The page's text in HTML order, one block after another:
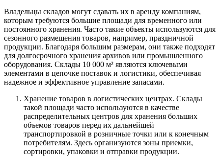
Владельцы складов могут сдавать их в аренду компаниям,
которым требуются большие площади для временного или
постоянного хранения. Часто такие объекты используются для
сезонного размещения товаров, например, праздничной
продукции. Благодаря большим размерам, они также подходят
для долгосрочного хранения архивов или промышленного
оборудования. Склады 10 000 м² являются ключевыми
элементами в цепочке поставок и логистики, обеспечивая
надежное и эффективное управление запасами.
Хранение товаров в логистических центрах. Склады
такой площади часто используются в качестве
распределительных центров для хранения больших
объемов товаров перед их дальнейшей
транспортировкой в розничные точки или к конечным
потребителям. Здесь организуются зоны приемки,
сортировки, упаковки и отправки продукции.